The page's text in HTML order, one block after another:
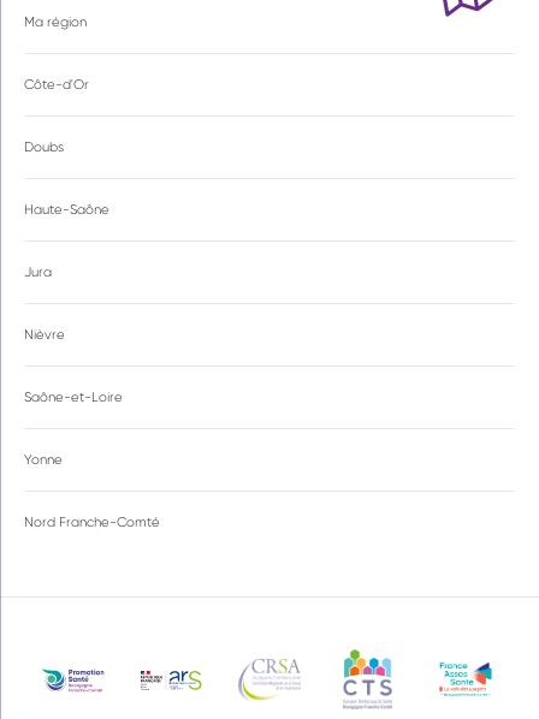
Ma région
Côte-d'Or
Doubs
Haute-Saône
Jura
Nièvre
Saône-et-Loire
Yonne
Nord Franche-Comté